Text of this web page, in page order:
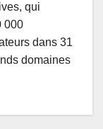
qui
000
dans 31
domaines